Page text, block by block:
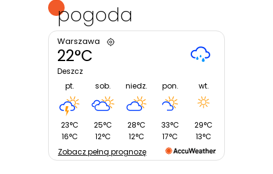
pogoda
Warszawa
22°C
Deszcz
pt.
23°C
16°C
sob.
25°C
12°C
niedz.
28°C
12°C
pon.
33°C
17°C
wt.
29°C
13°C
Zobacz pełną prognozę